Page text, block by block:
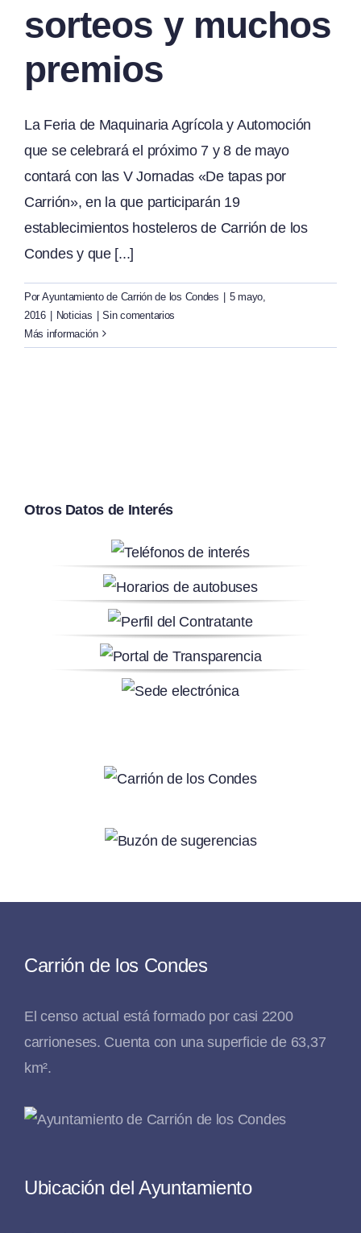
sorteos y muchos
premios
La Feria de Maquinaria Agrícola y Automoción
que se celebrará el próximo 7 y 8 de mayo
contará con las V Jornadas «De tapas por
Carrión», en la que participarán 19
establecimientos hosteleros de Carrión de los
Condes y que [...]
Por Ayuntamiento de Carrión de los Condes
5 mayo,
2016
Noticias
Sin comentarios
Más información
Otros Datos de Interés
Carrión de los Condes
El censo actual está formado por casi 2200
carrioneses. Cuenta con una superficie de 63,37
km².
Ubicación del Ayuntamiento